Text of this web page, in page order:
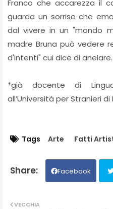
Franco che accarezza il
guarda un sorriso che
dal vivere in un "mondo
madre Bruna può vedere
d'intenti" cui dice di anelare.
*già docente di
all’Università per Stranieri
Tags Arte Fatti
Facebook
VECCHIA